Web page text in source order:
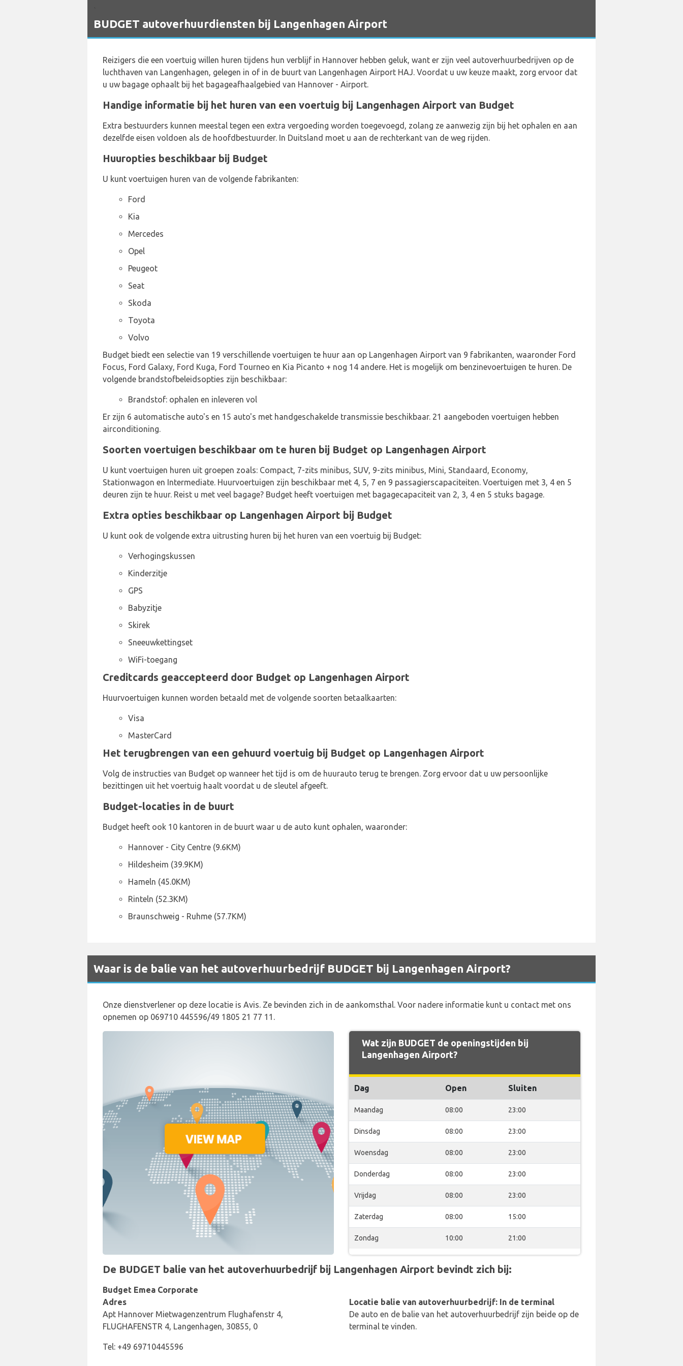
BUDGET autoverhuurdiensten bij Langenhagen Airport
Reizigers die een voertuig willen huren tijdens hun verblijf in Hannover hebben geluk, want er zijn veel autoverhuurbedrijven op de
luchthaven van Langenhagen, gelegen in of in de buurt van Langenhagen Airport HAJ. Voordat u uw keuze maakt, zorg ervoor dat
u uw bagage ophaalt bij het bagageafhaalgebied van Hannover - Airport.
Handige informatie bij het huren van een voertuig bij Langenhagen Airport van Budget
Extra bestuurders kunnen meestal tegen een extra vergoeding worden toegevoegd, zolang ze aanwezig zijn bij het ophalen en aan
dezelfde eisen voldoen als de hoofdbestuurder. In Duitsland moet u aan de rechterkant van de weg rijden.
Huuropties beschikbaar bij Budget
U kunt voertuigen huren van de volgende fabrikanten:
Ford
Kia
Mercedes
Opel
Peugeot
Seat
Skoda
Toyota
Volvo
Budget biedt een selectie van 19 verschillende voertuigen te huur aan op Langenhagen Airport van 9 fabrikanten, waaronder Ford
Focus, Ford Galaxy, Ford Kuga, Ford Tourneo en Kia Picanto + nog 14 andere. Het is mogelijk om benzinevoertuigen te huren. De
volgende brandstofbeleidsopties zijn beschikbaar:
Brandstof: ophalen en inleveren vol
Er zijn 6 automatische auto's en 15 auto's met handgeschakelde transmissie beschikbaar. 21 aangeboden voertuigen hebben
airconditioning.
Soorten voertuigen beschikbaar om te huren bij Budget op Langenhagen Airport
U kunt voertuigen huren uit groepen zoals: Compact, 7-zits minibus, SUV, 9-zits minibus, Mini, Standaard, Economy,
Stationwagon en Intermediate. Huurvoertuigen zijn beschikbaar met 4, 5, 7 en 9 passagierscapaciteiten. Voertuigen met 3, 4 en 5
deuren zijn te huur. Reist u met veel bagage? Budget heeft voertuigen met bagagecapaciteit van 2, 3, 4 en 5 stuks bagage.
Extra opties beschikbaar op Langenhagen Airport bij Budget
U kunt ook de volgende extra uitrusting huren bij het huren van een voertuig bij Budget:
Verhogingskussen
Kinderzitje
GPS
Babyzitje
Skirek
Sneeuwkettingset
WiFi-toegang
Creditcards geaccepteerd door Budget op Langenhagen Airport
Huurvoertuigen kunnen worden betaald met de volgende soorten betaalkaarten:
Visa
MasterCard
Het terugbrengen van een gehuurd voertuig bij Budget op Langenhagen Airport
Volg de instructies van Budget op wanneer het tijd is om de huurauto terug te brengen. Zorg ervoor dat u uw persoonlijke
bezittingen uit het voertuig haalt voordat u de sleutel afgeeft.
Budget-locaties in de buurt
Budget heeft ook 10 kantoren in de buurt waar u de auto kunt ophalen, waaronder:
Hannover - City Centre (9.6KM)
Hildesheim (39.9KM)
Hameln (45.0KM)
Rinteln (52.3KM)
Braunschweig - Ruhme (57.7KM)
Waar is de balie van het autoverhuurbedrijf BUDGET bij Langenhagen Airport?
Onze dienstverlener op deze locatie is Avis. Ze bevinden zich in de aankomsthal. Voor nadere informatie kunt u contact met ons
opnemen op 069710 445596/49 1805 21 77 11.
Wat zijn BUDGET de openingstijden bij
Langenhagen Airport?
Dag Open Sluiten
Maandag 08:00 23:00
Dinsdag 08:00 23:00
Woensdag 08:00 23:00
Donderdag 08:00 23:00
Vrijdag 08:00 23:00
Zaterdag 08:00 15:00
Zondag 10:00 21:00
De BUDGET balie van het autoverhuurbedrijf bij Langenhagen Airport bevindt zich bij:
Budget Emea Corporate
Adres
Apt Hannover Mietwagenzentrum Flughafenstr 4,
FLUGHAFENSTR 4, Langenhagen, 30855, 0
Tel: +49 69710445596
Locatie balie van autoverhuurbedrijf: In de terminal
De auto en de balie van het autoverhuurbedrijf zijn beide op de
terminal te vinden.